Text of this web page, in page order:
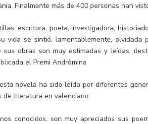
Finalmente más de 400 personas han
escritora, poeta, investigadora,
vida se sintió, lamentablemente, olvidada
sus obras son muy estimadas y leídas,
el Premi Andròmina
novela ha sido leída por diferentes
de literatura en valenciano.
conocidos, son muy apreciados sus